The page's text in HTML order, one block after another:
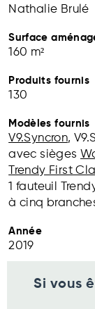
Nathalie Brulé
Surface
160 m²
Produits fournis
130
Modèles fournis
V9.Syncron,
avec sièges
Trendy First
1 fauteuil
à cinq
Année
2019
Si vous